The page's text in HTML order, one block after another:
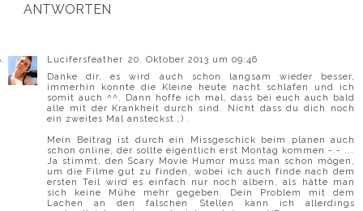
ANTWORTEN
Lucifersfeather 20. Oktober 2013 um 09:46
Danke dir, es wird auch schon langsam wieder besser,
immerhin konnte die Kleine heute nacht schlafen und ich
somit auch ^^. Dann hoffe ich mal, dass bei euch auch bald
alle mit der Krankheit durch sind. Nicht dass du dich noch
ein zweites Mal ansteckst ;) .
Mein Beitrag ist durch ein Missgeschick beim planen auch
schon online, der sollte eigentlich erst Montag kommen -.- ...
Ja stimmt, den Scary Movie Humor muss man schon mögen,
um die Filme gut zu finden, wobei ich auch finde nach dem
ersten Teil wird es einfach nur noch albern, als hätte man
sich keine Mühe mehr gegeben. Dein Problem mit dem
Lachen an den falschen Stellen kann ich allerdings